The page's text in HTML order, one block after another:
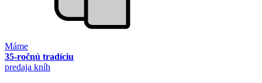
Máme
35-ročnú tradíciu
predaja kníh